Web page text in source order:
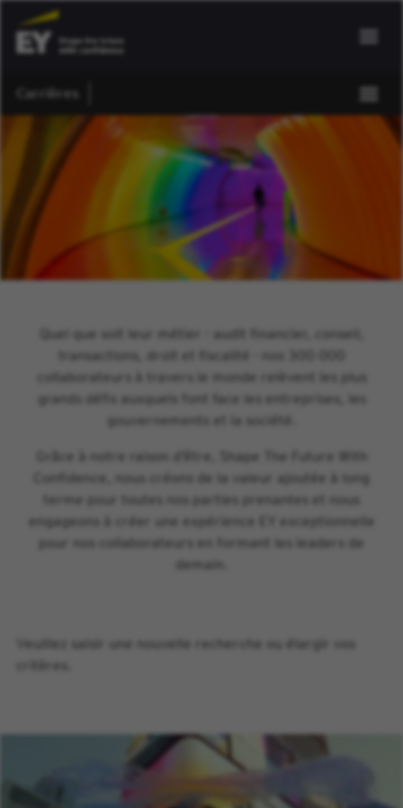
Carrières
Quel que soit leur métier - audit financier, conseil,
transactions, droit et fiscalité - nos 300 000
collaborateurs à travers le monde relèvent les plus
grands défis auxquels font face les entreprises, les
gouvernements et la société.
Grâce à notre raison d’être, Shape The Future With
Confidence, nous créons de la valeur ajoutée à long
terme pour toutes nos parties prenantes et nous
engageons à créer une expérience EY exceptionnelle
pour nos collaborateurs en formant les leaders de
demain.
Veuillez saisir une nouvelle recherche ou élargir vos
critères.